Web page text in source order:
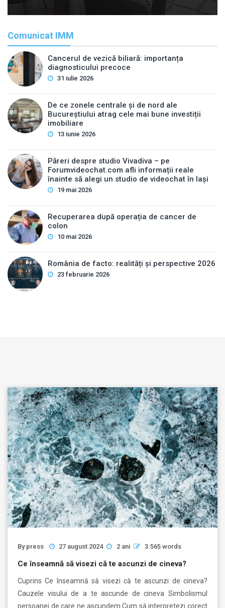
Comunicat IMM
Cancerul de vezică biliară: importanța
diagnosticului precoce
31 iulie 2026
De ce zonele centrale și de nord ale
Bucureștiului atrag cele mai bune investiții
imobiliare
13 iunie 2026
Păreri despre studio Vivadiva – pe
Forumvideochat.com afli informații reale
înainte să alegi un studio de videochat în Iași
19 mai 2026
Recuperarea după operația de cancer de
colon
10 mai 2026
România de facto: realități și perspective 2026
23 februarie 2026
By press 27 august 2024 2 ani 3.565 words
Ce înseamnă să visezi că te ascunzi de cineva?
Cuprins Ce înseamnă să visezi că te ascunzi de cineva?
Cauzele visului de a te ascunde de cineva Simbolismul
persoanei de care ne ascundem Cum să interpretezi corect